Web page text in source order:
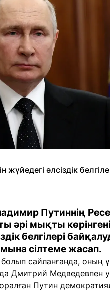
әлсіздік
Путиннің
әрі мықты
белгілері
сілтеме жасап.
сайланғанда, оның
Дмитрий Медведевпен
Путин